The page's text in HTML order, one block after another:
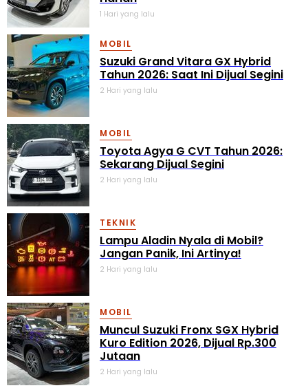
1 Hari yang lalu
MOBIL
Suzuki Grand Vitara GX Hybrid
Tahun 2026: Saat Ini Dijual Segini
2 Hari yang lalu
MOBIL
Toyota Agya G CVT Tahun 2026:
Sekarang Dijual Segini
2 Hari yang lalu
TEKNIK
Lampu Aladin Nyala di Mobil?
Jangan Panik, Ini Artinya!
2 Hari yang lalu
MOBIL
Muncul Suzuki Fronx SGX Hybrid
Kuro Edition 2026, Dijual Rp.300
Jutaan
2 Hari yang lalu